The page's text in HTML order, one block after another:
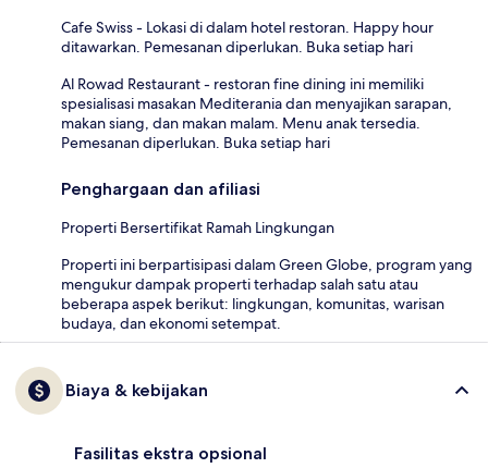
Cafe Swiss - Lokasi di dalam hotel restoran. Happy hour
ditawarkan. Pemesanan diperlukan. Buka setiap hari
Al Rowad Restaurant - restoran fine dining ini memiliki
spesialisasi masakan Mediterania dan menyajikan sarapan,
makan siang, dan makan malam. Menu anak tersedia.
Pemesanan diperlukan. Buka setiap hari
Penghargaan dan afiliasi
Properti Bersertifikat Ramah Lingkungan
Properti ini berpartisipasi dalam Green Globe, program yang
mengukur dampak properti terhadap salah satu atau
beberapa aspek berikut: lingkungan, komunitas, warisan
budaya, dan ekonomi setempat.
Biaya & kebijakan
Fasilitas ekstra opsional